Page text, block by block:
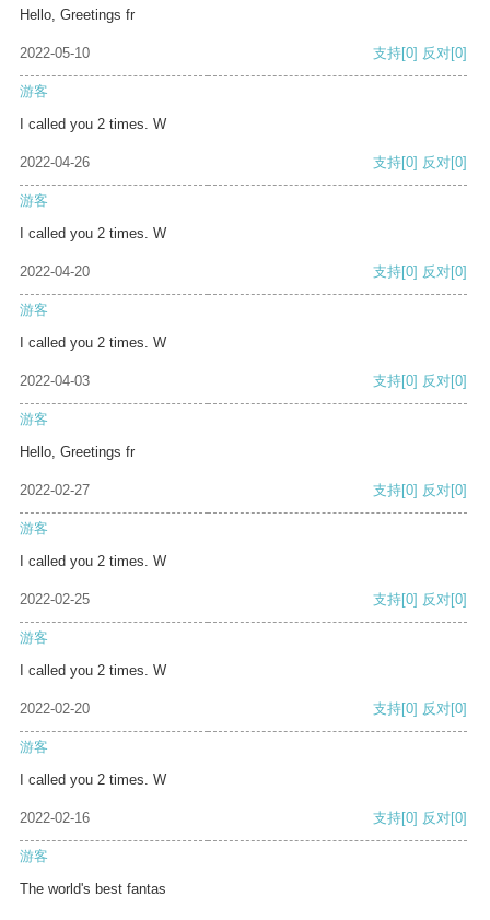
Hello, Greetings fr
2022-05-10 支持[0] 反对[0]
游客
I called you 2 times. W
2022-04-26 支持[0] 反对[0]
游客
I called you 2 times. W
2022-04-20 支持[0] 反对[0]
游客
I called you 2 times. W
2022-04-03 支持[0] 反对[0]
游客
Hello, Greetings fr
2022-02-27 支持[0] 反对[0]
游客
I called you 2 times. W
2022-02-25 支持[0] 反对[0]
游客
I called you 2 times. W
2022-02-20 支持[0] 反对[0]
游客
I called you 2 times. W
2022-02-16 支持[0] 反对[0]
游客
The world's best fantas